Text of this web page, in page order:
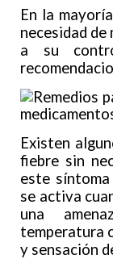
En la
necesidad de
a su
Existen
fiebre sin
este síntoma
se activa
una
temperatura
y sensación